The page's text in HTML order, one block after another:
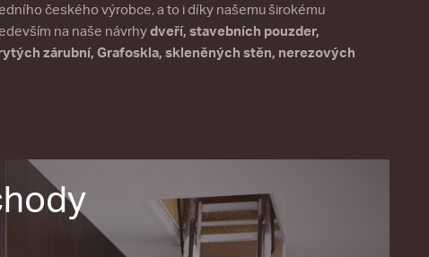
českého výrobce, a to i díky našemu širokému
na naše návrhydveří, stavebních pouzder,
zárubní, Grafoskla, skleněných stěn, nerezových